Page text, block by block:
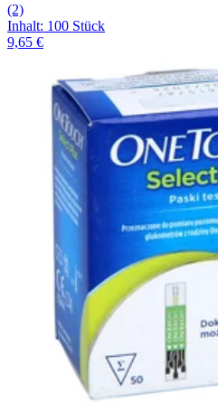
(2)
Inhalt: 100 Stück
9,65 €